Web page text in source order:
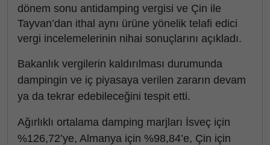
dönem sonu antidamping vergisi ve Çin ile
Tayvan’dan ithal aynı ürüne yönelik telafi edici
vergi incelemelerinin nihai sonuçlarını açıkladı.
Bakanlık vergilerin kaldırılması durumunda
dampingin ve iç piyasaya verilen zararın devam
ya da tekrar edebileceğini tespit etti.
Ağırlıklı ortalama damping marjları İsveç için
%126,72’ye, Almanya için %98,84’e, Çin için